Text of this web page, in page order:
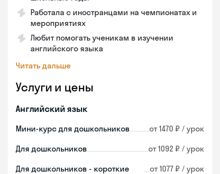
Работала с иностранцами на чемпионатах и
мероприятиях
Любит помогать ученикам в изучении
английского языка
Читать дальше
Услуги и цены
Английский язык
Мини-курс для дошкольников от 1470 ₽ / урок
Для дошкольников от 1092 ₽ / урок
Для дошкольников - короткие
от 1077 ₽ / урок